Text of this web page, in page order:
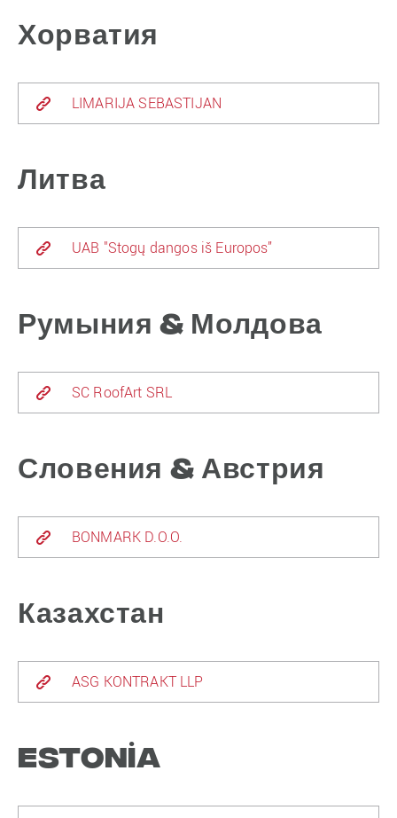
Хорватия
LIMARIJA SEBASTIJAN
Литва
UAB "Stogų dangos iš Europos”
Румыния & Молдова
SC RoofArt SRL
Словения & Австрия
BONMARK D.O.O.
Казахстан
ASG KONTRAKT LLP
Estonia